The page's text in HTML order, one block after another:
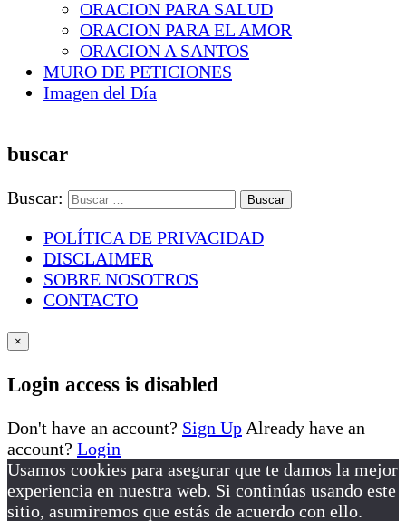
ORACION PARA SALUD
ORACION PARA EL AMOR
ORACION A SANTOS
MURO DE PETICIONES
Imagen del Día
buscar
Buscar:
POLÍTICA DE PRIVACIDAD
DISCLAIMER
SOBRE NOSOTROS
CONTACTO
×
Login access is disabled
Don't have an account? Sign Up Already have an
account? Login
Usamos cookies para asegurar que te damos la mejor
experiencia en nuestra web. Si continúas usando este
sitio, asumiremos que estás de acuerdo con ello.